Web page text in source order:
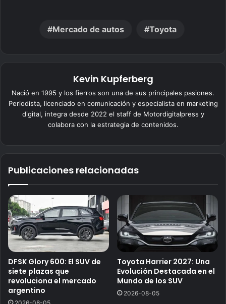
Mercado de autos Toyota
Kevin Kupferberg
Nació en 1995 y los fierros son una de sus principales pasiones.
Periodista, licenciado en comunicación y especialista en marketing
digital, integra desde 2022 el staff de Motordigitalpress y
colabora con la estrategia de contenidos.
Publicaciones relacionadas
DFSK Glory 600: El SUV de
siete plazas que
revoluciona el mercado
argentino
Toyota Harrier 2027: Una
Evolución Destacada en el
Mundo de los SUV
2026-08-05